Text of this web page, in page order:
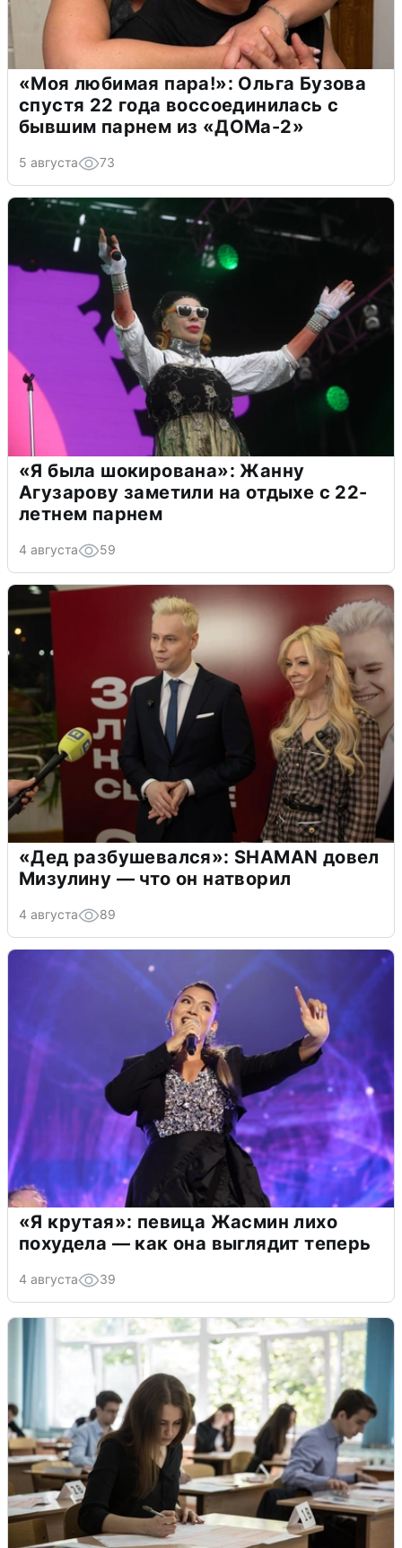
«Моя любимая пара!»: Ольга Бузова
спустя 22 года воссоединилась с
бывшим парнем из «ДОМа-2»
5 августа 73
«Я была шокирована»: Жанну
Агузарову заметили на отдыхе с 22-
летнем парнем
4 августа 59
«Дед разбушевался»: SHAMAN довел
Мизулину — что он натворил
4 августа 89
«Я крутая»: певица Жасмин лихо
похудела — как она выглядит теперь
4 августа 39